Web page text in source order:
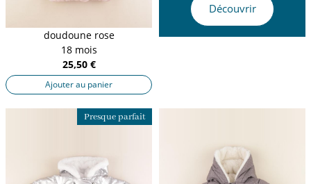
doudoune rose
18 mois
25,50 €
Ajouter au panier
Presque parfait
Découvrir